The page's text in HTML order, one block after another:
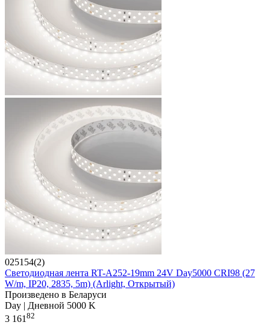
025154(2)
Светодиодная лента RT-A252-19mm 24V Day5000 CRI98 (27
W/m, IP20, 2835, 5m) (Arlight, Открытый)
Произведено в Беларуси
Day | Дневной 5000 K
3 16182